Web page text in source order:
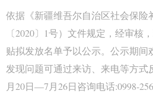
依据《新疆维吾尔自治区社会保险
〔2020〕1号）文件规定，经审核
贴拟发放名单予以公示。公示期间
发现问题可通过来访、来电等方式
月20日—7月26日咨询电话:0998-